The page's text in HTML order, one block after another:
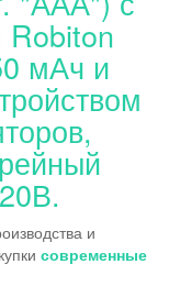
Robiton
мАч и
и
современные